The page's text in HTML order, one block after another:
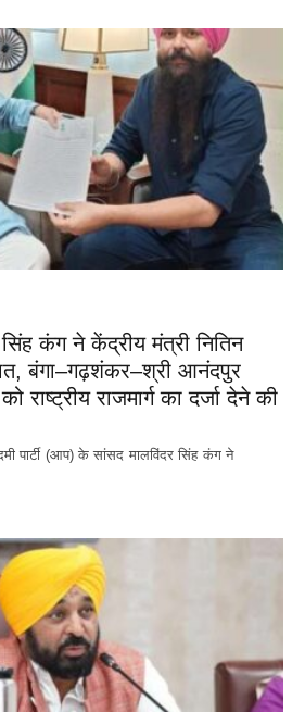
कंग ने केंद्रीय मंत्री नितिन
बंगा–गढ़शंकर–श्री आनंदपुर
राष्ट्रीय राजमार्ग का दर्जा देने की
पार्टी (आप) के सांसद मालविंदर सिंह कंग ने